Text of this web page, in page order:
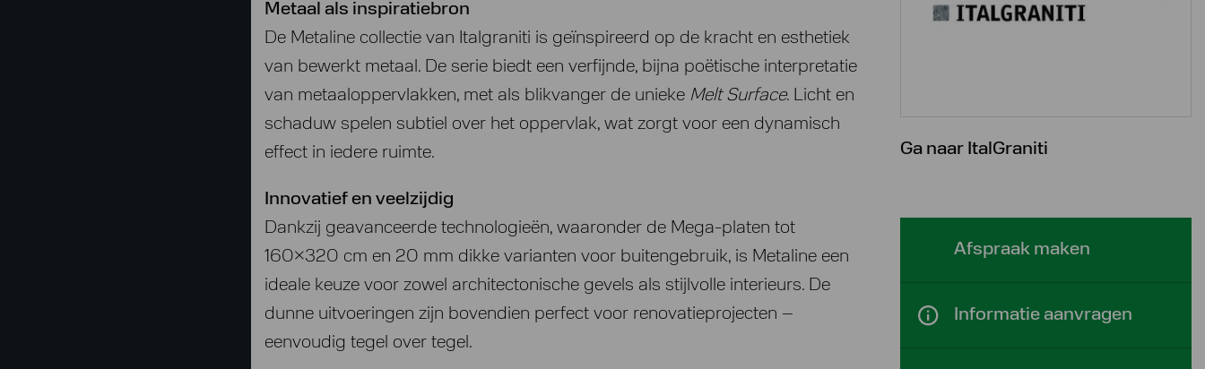
Metaal als inspiratiebron
De Metaline collectie van Italgraniti is geïnspireerd op de kracht en esthetiek
van bewerkt metaal. De serie biedt een verfijnde, bijna poëtische interpretatie
van metaaloppervlakken, met als blikvanger de unieke Melt Surface. Licht en
schaduw spelen subtiel over het oppervlak, wat zorgt voor een dynamisch
effect in iedere ruimte.
Innovatief en veelzijdig
Dankzij geavanceerde technologieën, waaronder de Mega-platen tot
160×320 cm en 20 mm dikke varianten voor buitengebruik, is Metaline een
ideale keuze voor zowel architectonische gevels als stijlvolle interieurs. De
dunne uitvoeringen zijn bovendien perfect voor renovatieprojecten –
eenvoudig tegel over tegel.
Ga naar ItalGraniti
Afspraak maken
Informatie aanvragen